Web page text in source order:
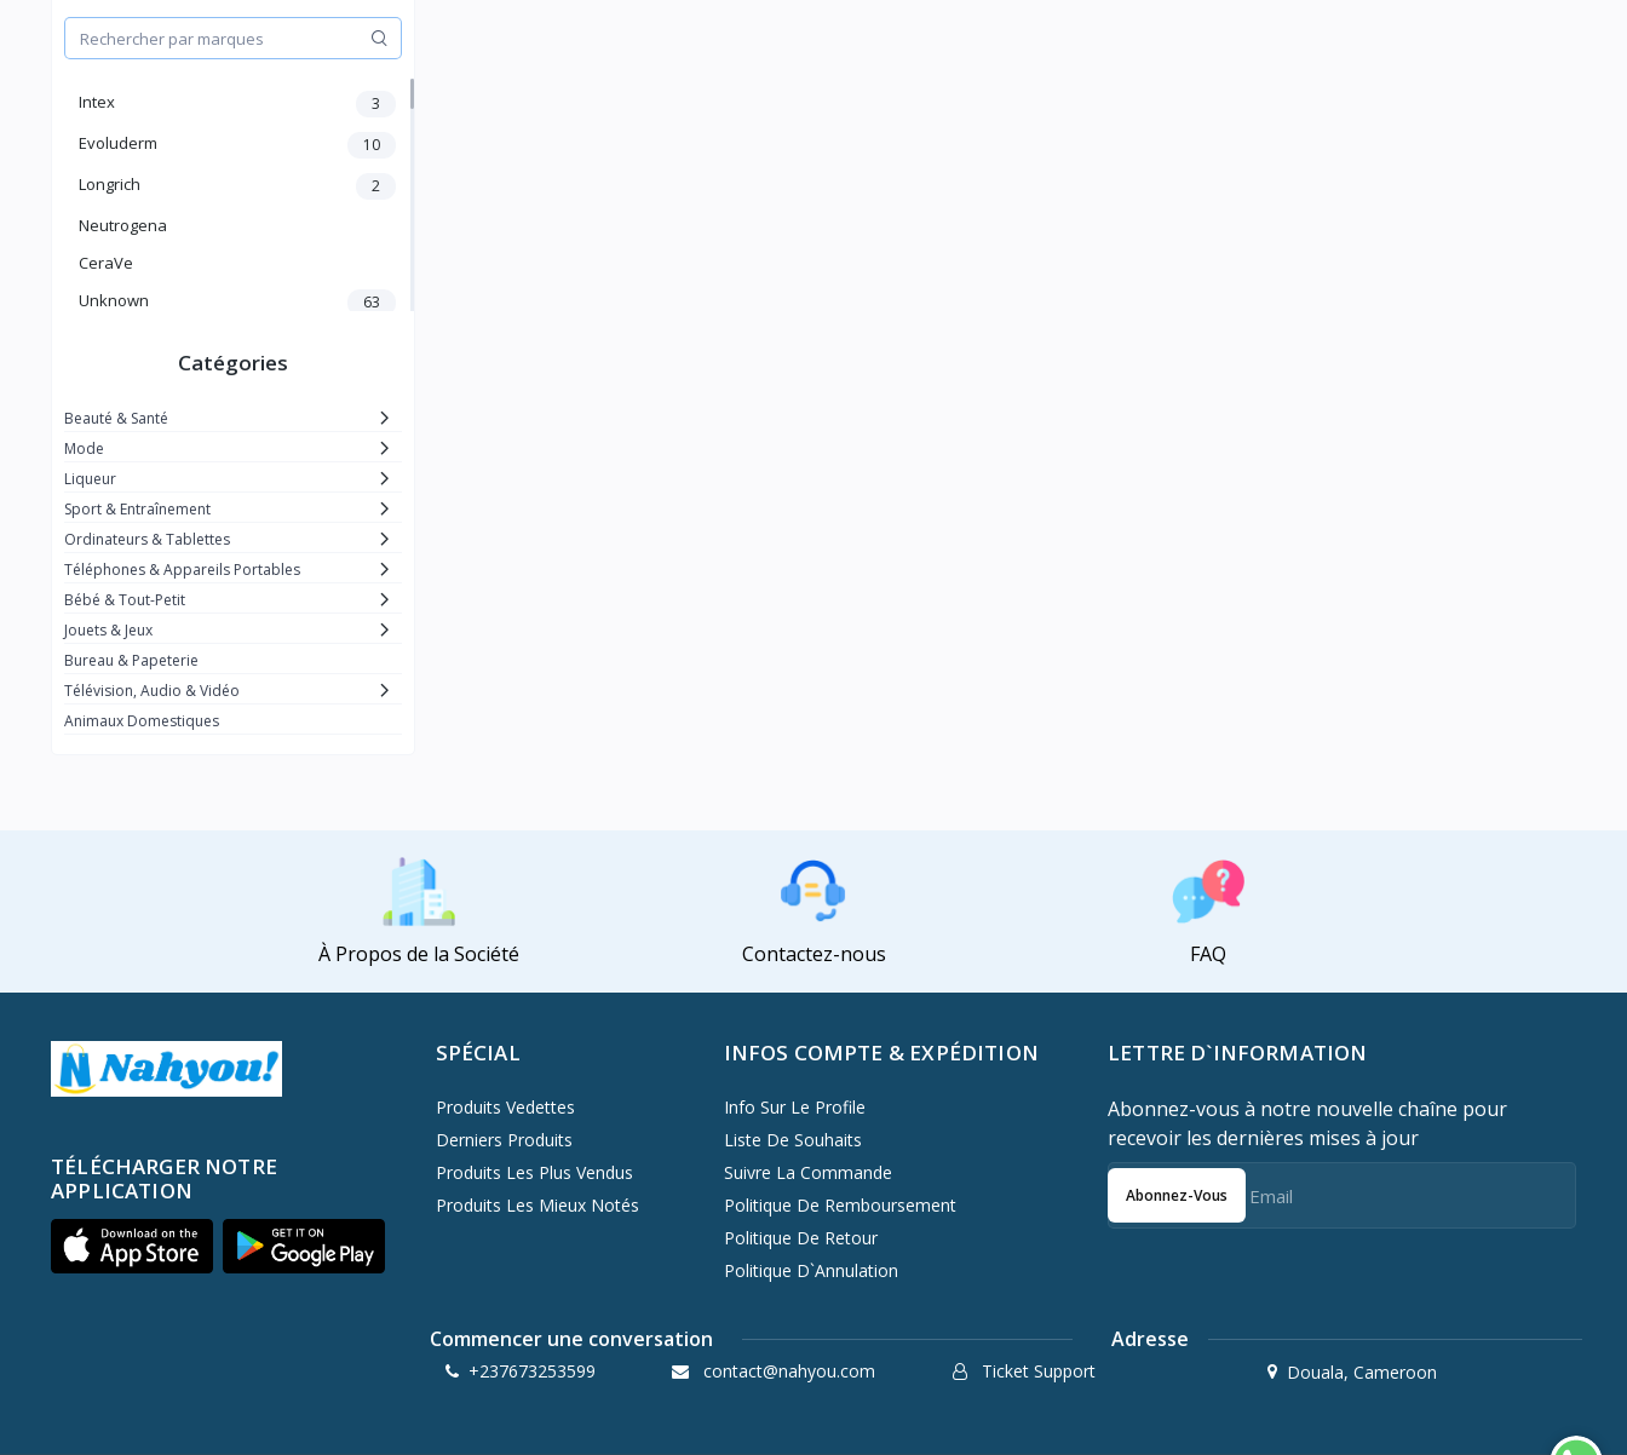
Intex 3
Evoluderm 10
Longrich 2
Neutrogena
CeraVe
Unknown
63
Xiaomi
Vans
Under Armour
Toshiba
Tommy Hilfiger
The North Face
Tecno
Sony
Shein
2
Nivea
Panasonic
Jordan
Oppo
Nokia
Catégories
Beauté & Santé
Mode
Liqueur
Sport & Entraînement
Ordinateurs & Tablettes
Téléphones & Appareils Portables
Bébé & Tout-Petit
Jouets & Jeux
Bureau & Papeterie
Télévision, Audio & Vidéo
Animaux Domestiques
À Propos de la Société Contactez-nous FAQ
TÉLÉCHARGER NOTRE
APPLICATION
SPÉCIAL
Produits Vedettes
Derniers Produits
Produits Les Plus Vendus
Produits Les Mieux Notés
INFOS COMPTE & EXPÉDITION
Info Sur Le Profile
Liste De Souhaits
Suivre La Commande
Politique De Remboursement
Politique De Retour
Politique D`Annulation
LETTRE D`INFORMATION
Abonnez-vous à notre nouvelle chaîne pour
recevoir les dernières mises à jour
Abonnez-Vous
Commencer une conversation
+237673253599 contact@nahyou.com Ticket Support
Adresse
Douala, Cameroon